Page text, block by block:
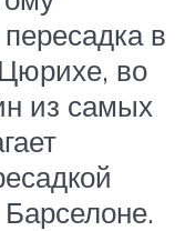
в
во
из самых